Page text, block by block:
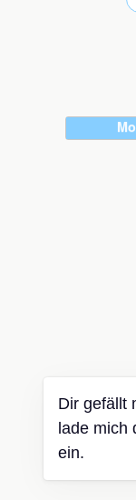
Dir gefällt
lade mich
ein.